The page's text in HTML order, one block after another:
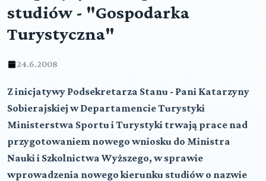
studiów - "Gospodarka
Turystyczna"
24.6.2008
Z inicjatywy Podsekretarza Stanu - Pani Katarzyny
Sobierajskiej w Departamencie Turystyki
Ministerstwa Sportu i Turystyki trwają prace nad
przygotowaniem nowego wniosku do Ministra
Nauki i Szkolnictwa Wyższego, w sprawie
wprowadzenia nowego kierunku studiów o nazwie